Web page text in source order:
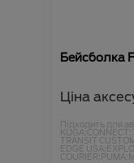
Бейсболка
Ціна
Підходить для
KUGA;CONNECT;
TRANSIT
EDGE USA;
COURIER;PUMA;